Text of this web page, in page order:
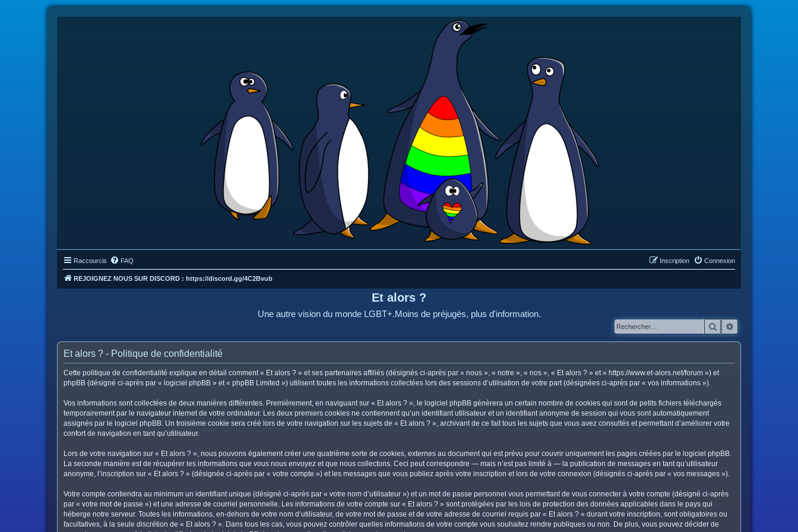
Raccourcis FAQ Connexion
Inscription
REJOIGNEZ NOUS SUR DISCORD : https://discord.gg/4C2Bvub
Et alors ?
Une autre vision du monde LGBT+.Moins de préjugés, plus d'information.
Rechercher
Et alors ? - Politique de confidentialité
Cette politique de confidentialité explique en détail comment « Et alors ? » et ses partenaires affiliés (désignés ci-après par « nous », « notre », « nos », « Et alors ? » et « https://www.et-alors.net/forum ») et
phpBB (désigné ci-après par « logiciel phpBB » et « phpBB Limited ») utilisent toutes les informations collectées lors des sessions d’utilisation de votre part (désignées ci-après par « vos informations »).
Vos informations sont collectées de deux manières différentes. Premièrement, en naviguant sur « Et alors ? », le logiciel phpBB génèrera un certain nombre de cookies qui sont de petits fichiers téléchargés
temporairement par le navigateur internet de votre ordinateur. Les deux premiers cookies ne contiennent qu’un identifiant utilisateur et un identifiant anonyme de session qui vous sont automatiquement
assignés par le logiciel phpBB. Un troisième cookie sera créé lors de votre navigation sur les sujets de « Et alors ? », archivant de ce fait tous les sujets que vous avez consultés et permettant d’améliorer votre
confort de navigation en tant qu’utilisateur.
Lors de votre navigation sur « Et alors ? », nous pouvons également créer une quatrième sorte de cookies, externes au document qui est prévu pour couvrir uniquement les pages créées par le logiciel phpBB.
La seconde manière est de récupérer les informations que vous nous envoyez et que nous collectons. Ceci peut correspondre — mais n’est pas limité à — la publication de messages en tant qu’utilisateur
anonyme, l’inscription sur « Et alors ? » (désignée ci-après par « votre compte ») et les messages que vous publiez après votre inscription et lors de votre connexion (désignés ci-après par « vos messages »).
Votre compte contiendra au minimum un identifiant unique (désigné ci-après par « votre nom d’utilisateur ») et un mot de passe personnel vous permettant de vous connecter à votre compte (désigné ci-après
par « votre mot de passe ») et une adresse de courriel personnelle. Les informations de votre compte sur « Et alors ? » sont protégées par les lois de protection des données applicables dans le pays qui
héberge notre serveur. Toutes les informations, en-dehors de votre nom d’utilisateur, de votre mot de passe et de votre adresse de courriel requis par « Et alors ? » durant votre inscription, sont obligatoires ou
facultatives, à la seule discrétion de « Et alors ? ». Dans tous les cas, vous pouvez contrôler quelles informations de votre compte vous souhaitez rendre publiques ou non. De plus, vous pouvez décider de